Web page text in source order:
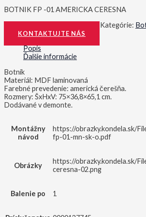
BOTNIK FP -01 AMERICKA CERESNA
Kategórie:
KONTAKTUJTE NÁS
Popis
Ďalšie informácie
Botník
Materiál: MDF laminovaná
Farebné prevedenie: americká čerešňa.
Rozmery: ŠxHxV: 75×36,8×65,1 cm.
Dodávané v demonte.
Montážny
návod
https://obrazky.kondela.sk/
fp-01-mn-sk-o.pdf
Obrázky
https://obrazky.kondela.sk/
ceresna-02.png
Balenie po 1